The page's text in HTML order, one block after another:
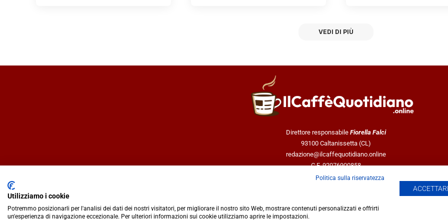
VEDI DI PIÙ
Direttore responsabile Fiorella Falci
93100 Caltanissetta (CL)
redazione@ilcaffequotidiano.online
C.F. 92076900858
Chi siamo
IlCaffèQuotidiano.online è una testata giornalistica registrata presso il Tribunale di Caltanissetta n.02/2024 del 17/
Politica sulla riservatezza
Utilizziamo i cookie
Potremmo posizionarli per l'analisi dei dati dei nostri visitatori, per migliorare il nostro sito Web, mostrare contenuti personalizzati e offrirti
un'esperienza di navigazione eccezionale. Per ulteriori informazioni sui cookie utilizziamo aprire le impostazioni.